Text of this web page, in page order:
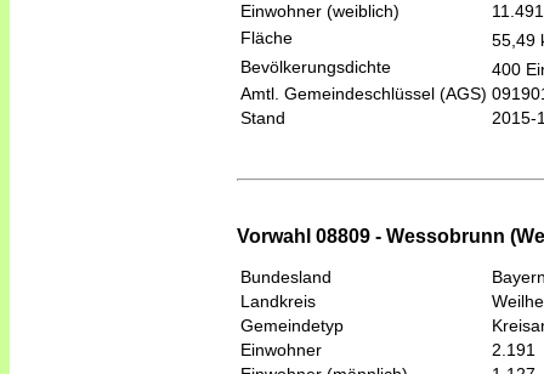
Einwohner (weiblich)
11.491
Fläche
55,49
Bevölkerungsdichte
400
Amtl. Gemeindeschlüssel (AGS)
Stand
2015-
Vorwahl 08809 - Wessobrunn
Bundesland
Landkreis
Gemeindetyp
Einwohner
2.191